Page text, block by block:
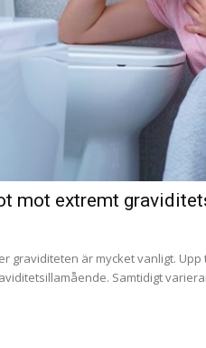
mot extremt
graviditeten är mycket vanligt.
Samtidigt